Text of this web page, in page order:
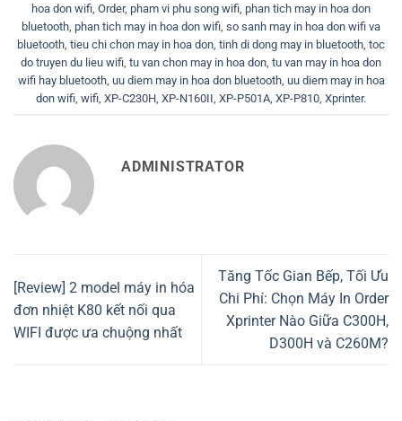
hoa don wifi Order, pham vi phu song wifi phan tich may in hoa don
bluetooth phan tich may in hoa don wifi so sanh may in hoa don wifi va
bluetooth tieu chi chon may in hoa don tinh di dong may in bluetooth toc
do truyen du lieu wifi tu van chon may in hoa don tu van may in hoa don
wifi hay bluetooth, uu diem may in hoa don bluetooth, uu diem may in hoa
don wifi wifi XP-C230H XP-N160II XP-P501A XP-P810 Xprinter.
ADMINISTRATOR
[Review] 2 model máy in hóa
đơn nhiệt K80 kết nối qua
WIFI được ưa chuộng nhất
Tăng Tốc Gian Bếp, Tối Ưu
Chi Phí: Chọn Máy In Order
Xprinter Nào Giữa C300H,
D300H và C260M?